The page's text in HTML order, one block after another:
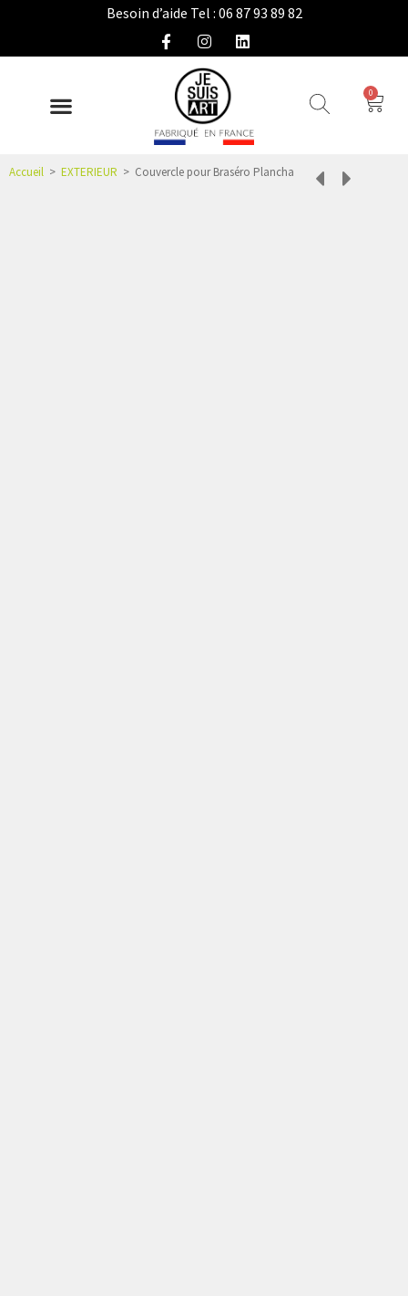
Besoin d’aide Tel : 06 87 93 89 82
0
Accueil > EXTERIEUR > Couvercle pour Braséro Plancha